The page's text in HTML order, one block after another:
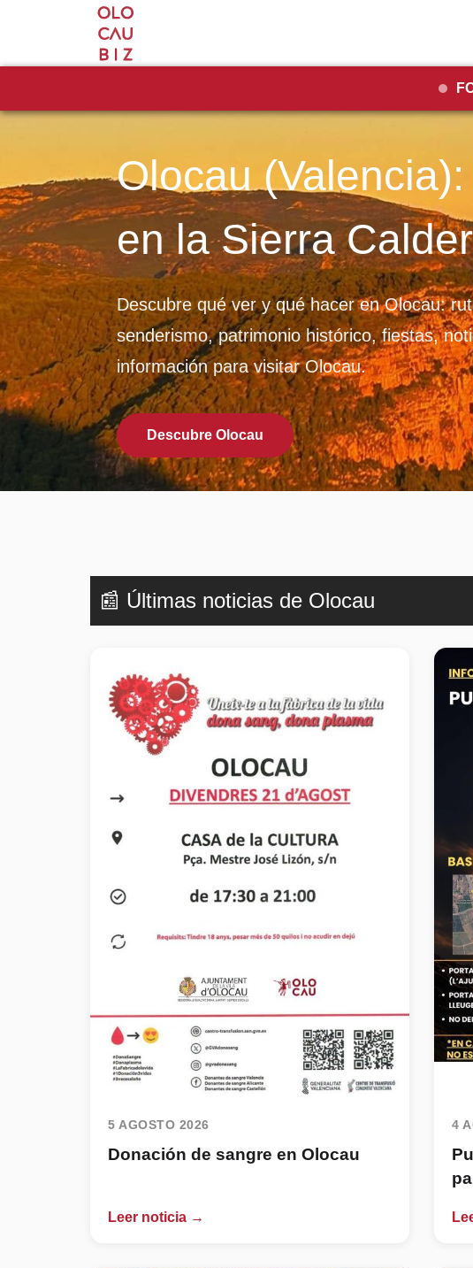
Olocau
en la Sierra
Descubre qué ver y qué hacer en Olocau:
senderismo, patrimonio histórico, fiestas,
información para visitar Olocau.
Descubre Olocau
📰 Últimas noticias de Olocau
5 AGOSTO 2026
Donación de sangre en Olocau
Leer noticia →
4